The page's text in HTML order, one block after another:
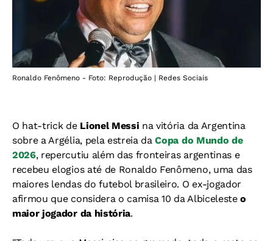
Ronaldo Fenômeno - Foto: Reprodução | Redes Sociais
O hat-trick deLionel Messi na vitória da Argentina
sobre a Argélia, pela estreia daCopa do Mundo de
2026, repercutiu além das fronteiras argentinas e
recebeu elogios até de Ronaldo Fenômeno, uma das
maiores lendas do futebol brasileiro. O ex-jogador
afirmou que considera o camisa 10 da Albicelesteo
maior jogador da história.